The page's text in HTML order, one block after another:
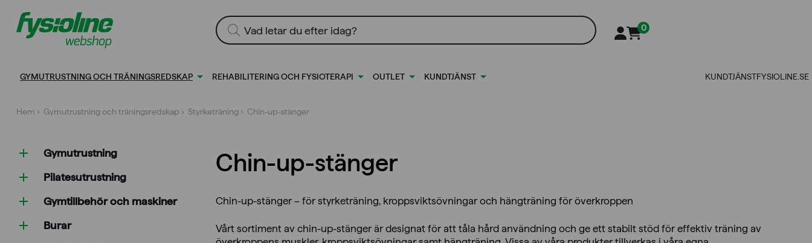
innehållet
Produktsökning
0
GYMUTRUSTNING OCH TRÄNINGSREDSKAP REHABILITERING OCH FYSIOTERAPI OUTLET KUNDTJÄNST KUNDTJÄNSTFYSIOLINE.SE
Hem › Gymutrustning och träningsredskap › Styrketräning › Chin-up-stänger
Gymutrustning
Pilatesutrustning
Gymtillbehör och maskiner
Burar
Chin-up-stänger
Chin-up-stänger – för styrketräning, kroppsviktsövningar och hängträning för överkroppen
Vårt sortiment av chin-up-stänger är designat för att tåla hård användning och ge ett stabilt stöd för effektiv träning av